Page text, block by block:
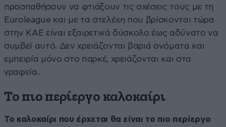
προσπαθήσουν να φτιάξουν τις σχέσεις τους με τη
Euroleague και με τα στελέχη που βρίσκονται τώρα
στην ΚΑΕ είναι εξαιρετικά δύσκολο έως αδύνατο να
συμβεί αυτό. Δεν χρειάζονται βαριά ονόματα και
εμπειρία μόνο στο παρκέ, χρειάζονται και στα
γραφεία.
Το πιο περίεργο καλοκαίρι
Το καλοκαίρι που έρχεται θα είναι το πιο περίεργο